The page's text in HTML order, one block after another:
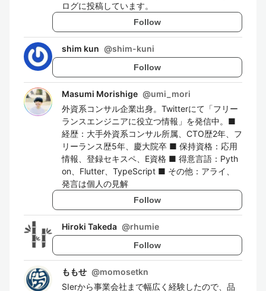
ログに投稿しています。
Follow
shim kun @shim-kuni
Follow
Masumi Morishige @umi_mori
外資系コンサル企業出身。Twitterにて「フリー
ランスエンジニアに役立つ情報」を発信中。■
経歴：大手外資系コンサル所属、CTO歴2年、フ
リーランス歴5年、慶大院卒 ■ 保持資格：応用
情報、登録セキスペ、E資格 ■ 得意言語：Pyth
on、Flutter、TypeScript ■ その他：アライ、
発言は個人の見解
Follow
Hiroki Takeda @rhumie
Follow
ももせ @momosetkn
SIerから事業会社まで幅広く経験したので、品